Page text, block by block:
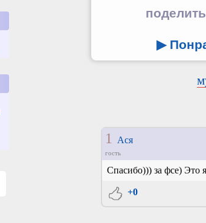
▶
1 Ася
гость
Спасибо))) за фсе) Это
+0